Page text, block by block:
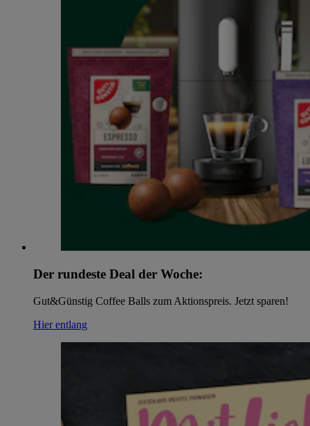
Der rundeste Deal der Woche:
Gut&Günstig Coffee Balls zum Aktionspreis. Jetzt sparen!
Hier entlang